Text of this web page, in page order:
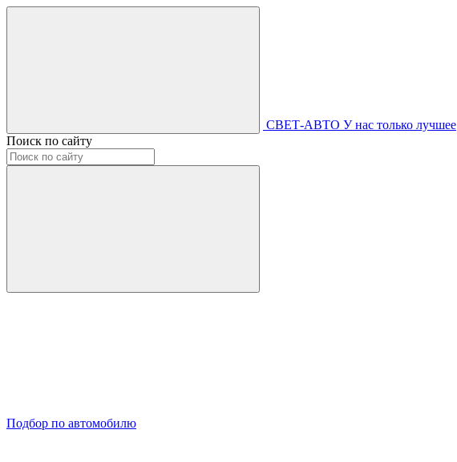
СВЕТ-АВТО У нас только лучшее
Поиск по сайту
Подбор по автомобилю